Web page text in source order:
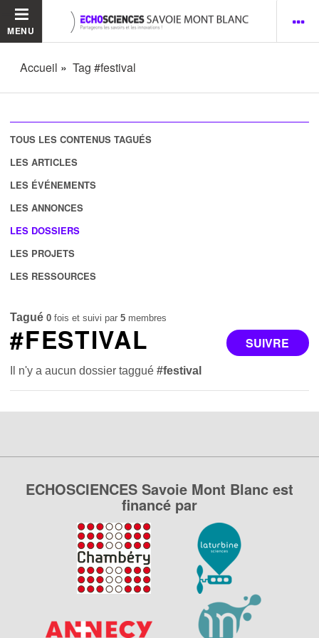
MENU
Accueil Tag #festival
TOUS LES CONTENUS TAGUÉS
LES ARTICLES
LES ÉVÉNEMENTS
LES ANNONCES
LES DOSSIERS
LES PROJETS
LES RESSOURCES
Tagué 0 fois et suivi par5 membres
SUIVRE
#FESTIVAL
Il n'y a aucun dossier taggué#festival
ECHOSCIENCES Savoie Mont Blanc est
financé par